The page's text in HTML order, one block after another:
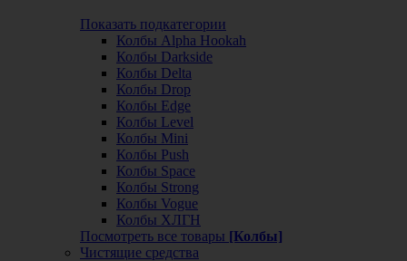
Показать подкатегории
Колбы Alpha Hookah
Колбы Darkside
Колбы Delta
Колбы Drop
Колбы Edge
Колбы Level
Колбы Mini
Колбы Push
Колбы Space
Колбы Strong
Колбы Vogue
Колбы ХЛГН
Посмотреть все товары [Колбы]
Чистящие средства